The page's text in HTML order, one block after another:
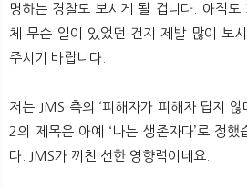
명하는 경찰도 보시게 될 겁니다. 아직도
체 무슨 일이 있었던 건지 제발 많이 보시
주시기 바랍니다.
저는 JMS 측의 ‘피해자가 피해자 답지
2의 제목은 아예 ‘나는 생존자다’로 정했
다. JMS가 끼친 선한 영향력이네요.